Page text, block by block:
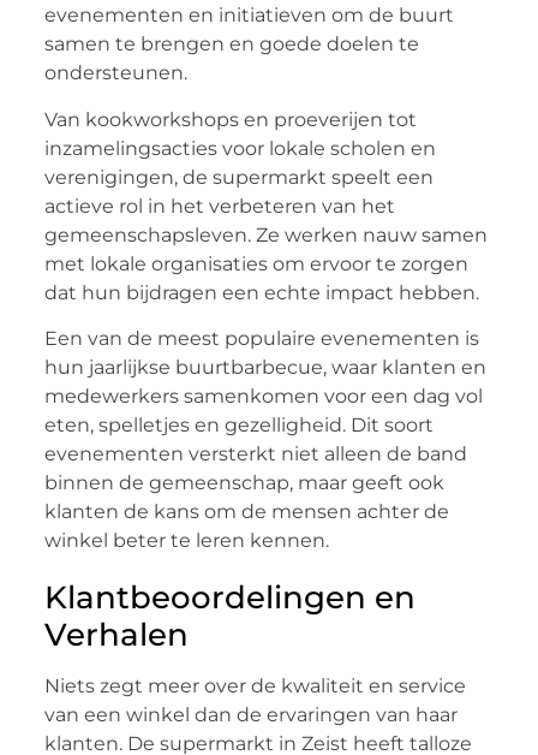
evenementen en initiatieven om de buurt
samen te brengen en goede doelen te
ondersteunen.
Van kookworkshops en proeverijen tot
inzamelingsacties voor lokale scholen en
verenigingen, de supermarkt speelt een
actieve rol in het verbeteren van het
gemeenschapsleven. Ze werken nauw samen
met lokale organisaties om ervoor te zorgen
dat hun bijdragen een echte impact hebben.
Een van de meest populaire evenementen is
hun jaarlijkse buurtbarbecue, waar klanten en
medewerkers samenkomen voor een dag vol
eten, spelletjes en gezelligheid. Dit soort
evenementen versterkt niet alleen de band
binnen de gemeenschap, maar geeft ook
klanten de kans om de mensen achter de
winkel beter te leren kennen.
Klantbeoordelingen en
Verhalen
Niets zegt meer over de kwaliteit en service
van een winkel dan de ervaringen van haar
klanten. De supermarkt in Zeist heeft talloze